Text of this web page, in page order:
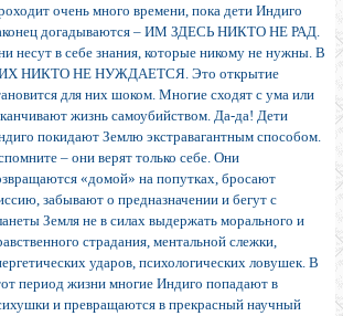
очень много времени, пока дети Индиго
догадываются – ИМ ЗДЕСЬ НИКТО НЕ РАД.
несут в себе знания, которые никому не нужны. В
НИКТО НЕ НУЖДАЕТСЯ. Это открытие
для них шоком. Многие сходят с ума или
жизнь самоубийством. Да-да! Дети
покидают Землю экстравагантным способом.
– они верят только себе. Они
«домой» на попутках, бросают
забывают о предназначении и бегут с
Земля не в силах выдержать морального и
страдания, ментальной слежки,
ударов, психологических ловушек. В
период жизни многие Индиго попадают в
и превращаются в прекрасный научный